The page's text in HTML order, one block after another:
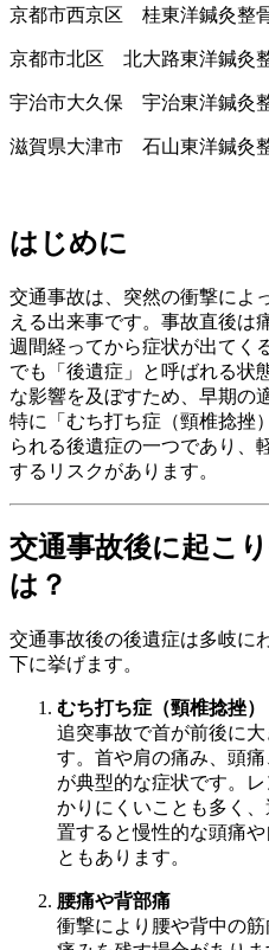
京都市西京区 桂東洋鍼灸整
京都市北区 北大路東洋鍼灸
宇治市大久保 宇治東洋鍼灸
滋賀県大津市 石山東洋鍼灸
はじめに
交通事故は、突然の衝撃によ
える出来事です。事故直後は
週間経ってから症状が出てく
でも「後遺症」と呼ばれる状
な影響を及ぼすため、早期の
特に「むち打ち症（頸椎捻挫
られる後遺症の一つであり、
するリスクがあります。
交通事故後に起こ
は？
交通事故後の後遺症は多岐に
下に挙げます。
むち打ち症（頸椎捻挫）
追突事故で首が前後に
す。首や肩の痛み、頭
が典型的な症状です。
かりにくいことも多く
置すると慢性的な頭痛
ともあります。
腰痛や背部痛
衝撃により腰や背中の